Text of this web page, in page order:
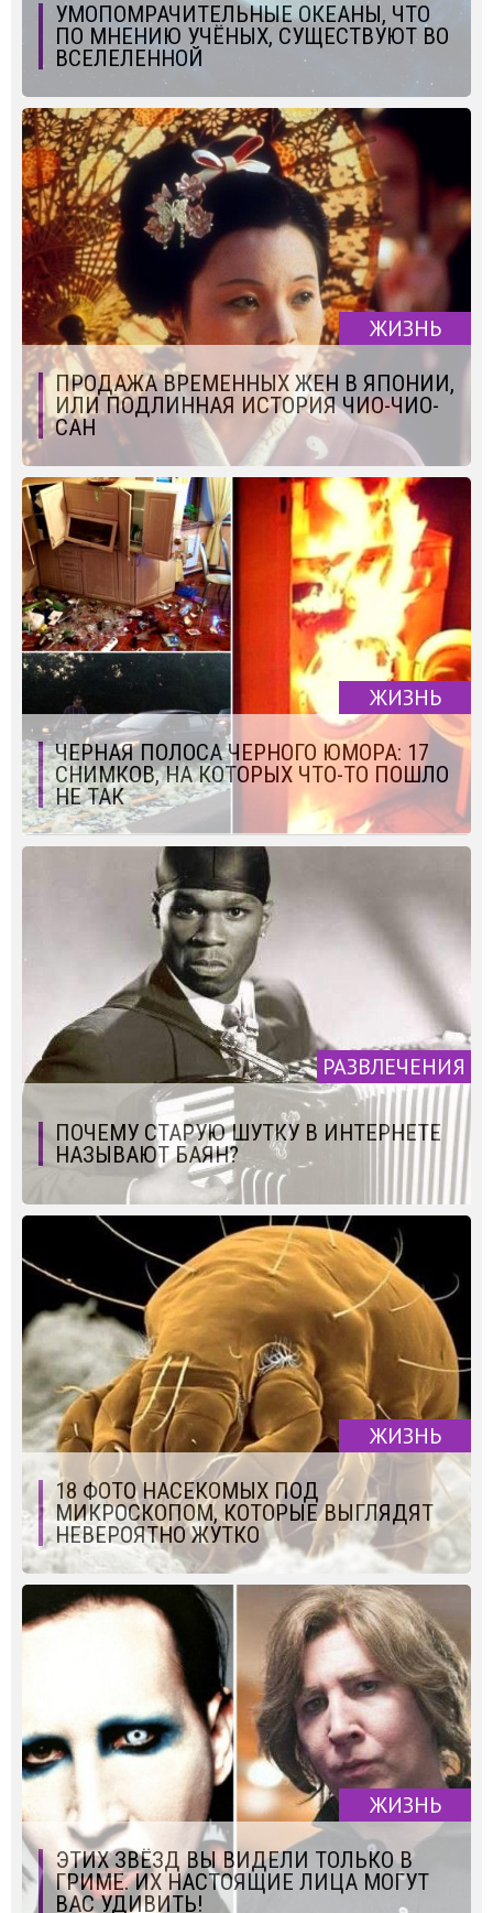
УМОПОМРАЧИТЕЛЬНЫЕ ОКЕАНЫ, ЧТО
ПО МНЕНИЮ УЧЁНЫХ, СУЩЕСТВУЮТ ВО
ВСЕЛЕЛЕННОЙ
ЖИЗНЬ
ПРОДАЖА ВРЕМЕННЫХ ЖЕН В ЯПОНИИ,
ИЛИ ПОДЛИННАЯ ИСТОРИЯ ЧИО-ЧИО-
САН
ЖИЗНЬ
ЧЕРНАЯ ПОЛОСА ЧЕРНОГО ЮМОРА: 17
СНИМКОВ, НА КОТОРЫХ ЧТО-ТО ПОШЛО
НЕ ТАК
РАЗВЛЕЧЕНИЯ
ПОЧЕМУ СТАРУЮ ШУТКУ В ИНТЕРНЕТЕ
НАЗЫВАЮТ БАЯН?
ЖИЗНЬ
18 ФОТО НАСЕКОМЫХ ПОД
МИКРОСКОПОМ, КОТОРЫЕ ВЫГЛЯДЯТ
НЕВЕРОЯТНО ЖУТКО
ЖИЗНЬ
ЭТИХ ЗВЁЗД ВЫ ВИДЕЛИ ТОЛЬКО В
ГРИМЕ. ИХ НАСТОЯЩИЕ ЛИЦА МОГУТ
ВАС УДИВИТЬ!